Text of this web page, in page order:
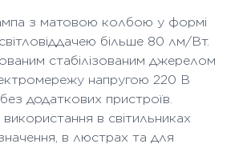
з матовою колбою у формі
більше 80 лм/Вт.
стабілізованим джерелом
напругою 220 В
додаткових пристроїв.
в світильниках
в люстрах та для